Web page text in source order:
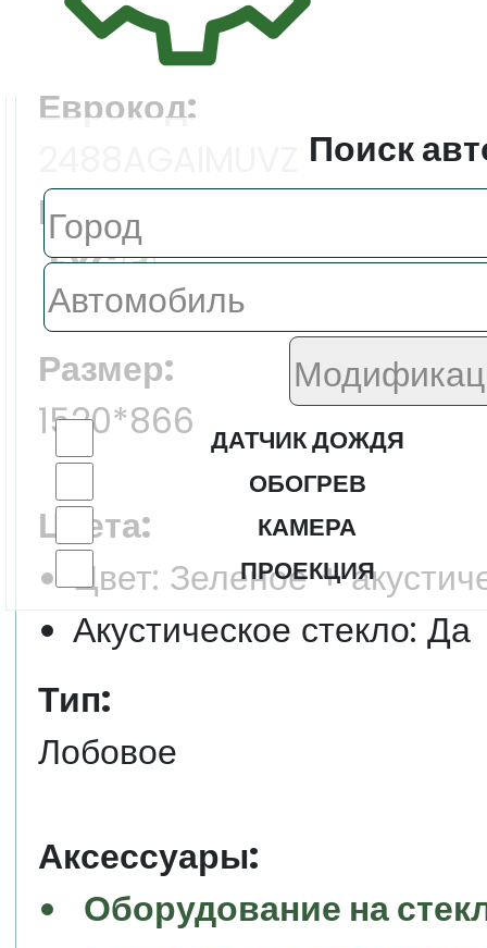
Поиск
ДАТЧИК ДОЖДЯ
ОБОГРЕВ
КАМЕРА
ПРОЕКЦИЯ
Цена:24664.0 ₽
Еврокод:
Производитель:
FYG
Размер:
1520*866
Цвета:
Цвет: Зеленое +
Акустическое стекло: Да
Тип:
Лобовое
Аксессуары:
Оборудование на